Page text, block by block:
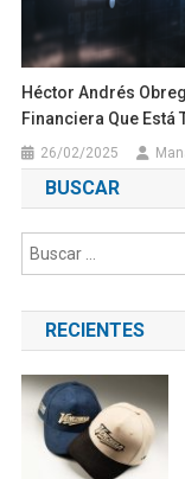
Héctor Andrés
Financiera Que
26/02/2025
BUSCAR
RECIENTES